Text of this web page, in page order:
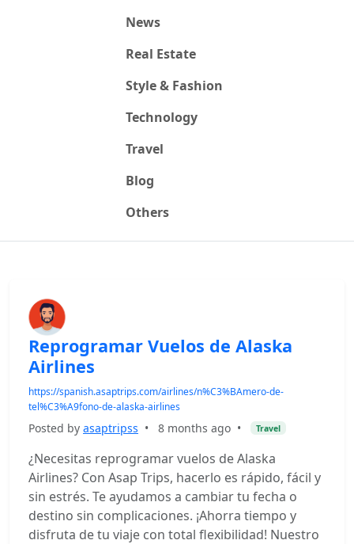
News
Real Estate
Style & Fashion
Technology
Travel
Blog
Others
Reprogramar Vuelos de Alaska
Airlines
https://spanish.asaptrips.com/airlines/n%C3%BAmero-de-
tel%C3%A9fono-de-alaska-airlines
Posted by asaptripss • 8 months ago • Travel
¿Necesitas reprogramar vuelos de Alaska
Airlines? Con Asap Trips, hacerlo es rápido, fácil y
sin estrés. Te ayudamos a cambiar tu fecha o
destino sin complicaciones. ¡Ahorra tiempo y
disfruta de tu viaje con total flexibilidad! Nuestro